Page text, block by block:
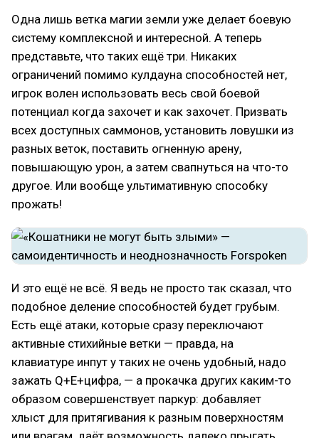
Одна лишь ветка магии земли уже делает боевую
систему комплексной и интересной. А теперь
представьте, что таких ещё три. Никаких
ограничений помимо кулдауна способностей нет,
игрок волен использовать весь свой боевой
потенциал когда захочет и как захочет. Призвать
всех доступных саммонов, установить ловушки из
разных веток, поставить огненную арену,
повышающую урон, а затем свапнуться на что-то
другое. Или вообще ультимативную способку
прожать!
И это ещё не всё. Я ведь не просто так сказал, что
подобное деление способностей будет грубым.
Есть ещё атаки, которые сразу переключают
активные стихийные ветки — правда, на
клавиатуре инпут у таких не очень удобный, надо
зажать Q+E+цифра, — а прокачка других каким-то
образом совершенствует паркур: добавляет
хлыст для притягивания к разным поверхностям